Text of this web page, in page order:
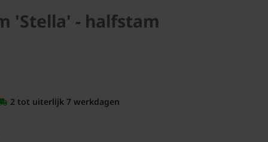
'Stella' - halfstam
2 tot uiterlijk 7 werkdagen